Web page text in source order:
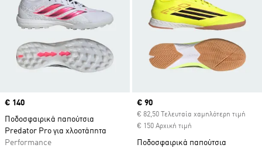
Price
€ 140
Ποδοσφαιρικά παπούτσια
Predator Pro για χλοοτάπητα
Performance
Current price
€ 90
€ 82,50 Τελευταία χαμηλότερη τιμή
€ 150 Αρχική τιμή
Ποδοσφαιρικά παπούτσια